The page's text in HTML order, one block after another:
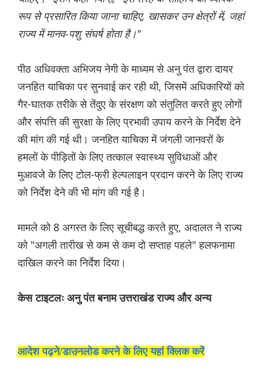
रूप से प्रसारित किया जाना चाहिए, खासकर उन क्षेत्रों में, जहां
राज्य में मानव-पशु संघर्ष होता है।"
पीठ अधिवक्ता अभिजय नेगी के माध्यम से अनु पंत द्वारा दायर
जनहित याचिका पर सुनवाई कर रही थी, जिसमें अधिकारियों को
गैर-घातक तरीके से तेंदुए के संरक्षण को संतुलित करते हुए लोगों
और संपत्ति की सुरक्षा के लिए प्रभावी उपाय करने के निर्देश देने
की मांग की गई थी। जनहित याचिका में जंगली जानवरों के
हमलों के पीड़ितों के लिए तत्काल स्वास्थ्य सुविधाओं और
मुआवजे के लिए टोल-फ्री हेल्पलाइन प्रदान करने के लिए राज्य
को निर्देश देने की भी मांग की गई है।
मामले को 8 अगस्त के लिए सूचीबद्ध करते हुए, अदालत ने राज्य
को "अगली तारीख से कम से कम दो सप्ताह पहले" हलफनामा
दाखिल करने का निर्देश दिया।
केस टाइटलः अनु पंत बनाम उत्तराखंड राज्य और अन्य
आदेश पढ़ने/डाउनलोड करने के लिए यहां क्लिक करें